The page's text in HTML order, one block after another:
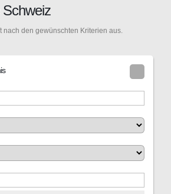
nach den gewünschten Kriterien aus.